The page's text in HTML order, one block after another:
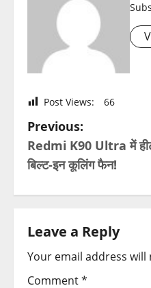
Post Views: 66
P
o
s
n
a
Previous:
Redmi K90 Ultra में
बिल्ट-इन कूलिंग फैन!
Leave a Reply
Your email address
Comment*